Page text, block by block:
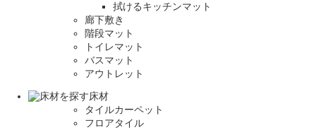
拭けるキッチンマット
廊下敷き
階段マット
トイレマット
バスマット
アウトレット
床材
タイルカーペット
フロアタイル